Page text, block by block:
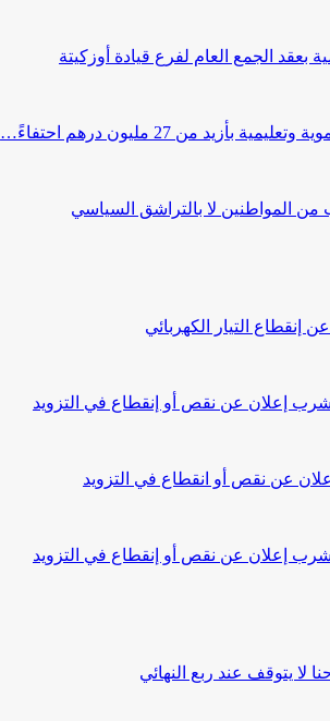
بعقد الجمع العام لفرع قيادة أوزكيتة
من 27 مليون درهم احتفاءً…
المواطنين لا بالتراشق السياسي
التيار الكهربائي
إعلان عن نقص أو إنقطاع في التزويد
عن نقص أو انقطاع في التزويد
إعلان عن نقص أو إنقطاع في التزويد
يتوقف عند ربع النهائي